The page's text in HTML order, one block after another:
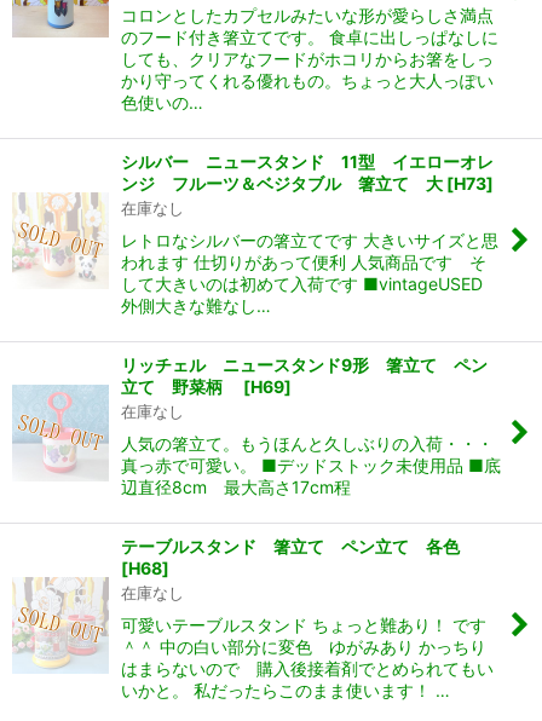
コロンとしたカプセルみたいな形が愛らしさ満点
のフード付き箸立てです。 食卓に出しっぱなしに
しても、クリアなフードがホコリからお箸をしっ
かり守ってくれる優れもの。ちょっと大人っぽい
色使いの…
シルバー ニュースタンド 11型 イエローオレ
ンジ フルーツ＆ベジタブル 箸立て 大 [H73]
在庫なし
レトロなシルバーの箸立てです 大きいサイズと思
われます 仕切りがあって便利 人気商品です そ
して大きいのは初めて入荷です ■vintageUSED
外側大きな難なし…
リッチェル ニュースタンド9形 箸立て ペン
立て 野菜柄
[H69]
在庫なし
人気の箸立て。もうほんと久しぶりの入荷・・・
真っ赤で可愛い。 ■デッドストック未使用品 ■底
辺直径8cm 最大高さ17cm程
テーブルスタンド 箸立て ペン立て 各色
[H68]
在庫なし
可愛いテーブルスタンド ちょっと難あり！ です
＾＾ 中の白い部分に変色 ゆがみあり かっちり
はまらないので 購入後接着剤でとめられてもい
いかと。 私だったらこのまま使います！ …